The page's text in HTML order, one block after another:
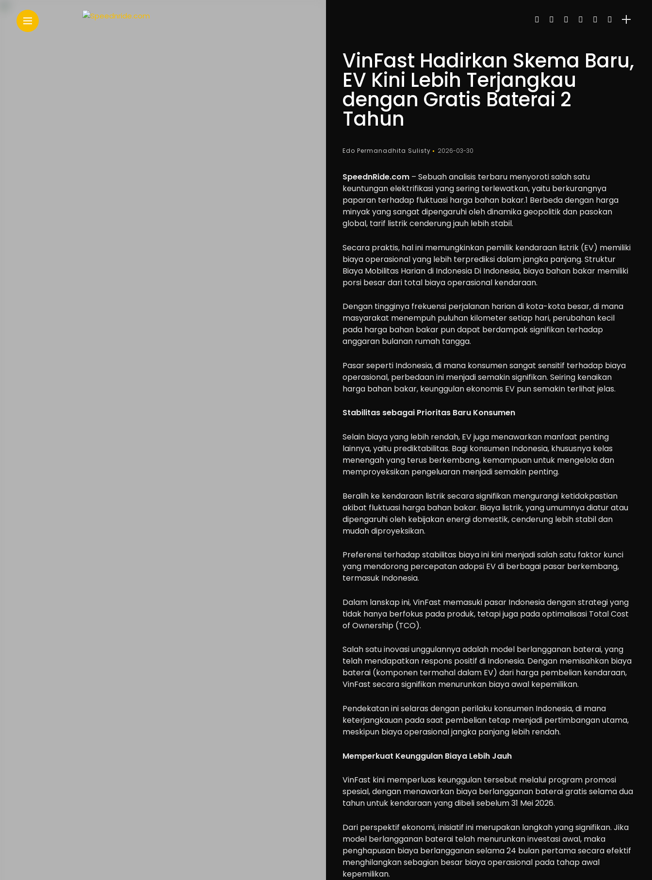
Cars
Motorcycle
Ride
n
Drive
Modification
VinFast Hadirkan Skema Baru,
EV Kini Lebih Terjangkau
dengan Gratis Baterai 2
Tahun
Edo Permanadhita Sulisty 2026-03-30
SpeednRide.com– Sebuah analisis terbaru menyoroti salah satu
keuntungan elektrifikasi yang sering terlewatkan, yaitu berkurangnya
paparan terhadap fluktuasi harga bahan bakar.1 Berbeda dengan harga
minyak yang sangat dipengaruhi oleh dinamika geopolitik dan pasokan
global, tarif listrik cenderung jauh lebih stabil.
Secara praktis, hal ini memungkinkan pemilik kendaraan listrik (EV) memiliki
biaya operasional yang lebih terprediksi dalam jangka panjang. Struktur
Biaya Mobilitas Harian di Indonesia Di Indonesia, biaya bahan bakar memiliki
porsi besar dari total biaya operasional kendaraan.
Dengan tingginya frekuensi perjalanan harian di kota-kota besar, di mana
masyarakat menempuh puluhan kilometer setiap hari, perubahan kecil
pada harga bahan bakar pun dapat berdampak signifikan terhadap
anggaran bulanan rumah tangga.
Pasar seperti Indonesia, di mana konsumen sangat sensitif terhadap biaya
operasional, perbedaan ini menjadi semakin signifikan. Seiring kenaikan
harga bahan bakar, keunggulan ekonomis EV pun semakin terlihat jelas.
Stabilitas sebagai Prioritas Baru Konsumen
Selain biaya yang lebih rendah, EV juga menawarkan manfaat penting
lainnya, yaitu prediktabilitas. Bagi konsumen Indonesia, khususnya kelas
menengah yang terus berkembang, kemampuan untuk mengelola dan
memproyeksikan pengeluaran menjadi semakin penting.
Beralih ke kendaraan listrik secara signifikan mengurangi ketidakpastian
akibat fluktuasi harga bahan bakar. Biaya listrik, yang umumnya diatur atau
dipengaruhi oleh kebijakan energi domestik, cenderung lebih stabil dan
mudah diproyeksikan.
Preferensi terhadap stabilitas biaya ini kini menjadi salah satu faktor kunci
yang mendorong percepatan adopsi EV di berbagai pasar berkembang,
termasuk Indonesia.
Dalam lanskap ini, VinFast memasuki pasar Indonesia dengan strategi yang
tidak hanya berfokus pada produk, tetapi juga pada optimalisasi Total Cost
of Ownership (TCO).
Salah satu inovasi unggulannya adalah model berlangganan baterai, yang
telah mendapatkan respons positif di Indonesia. Dengan memisahkan biaya
baterai (komponen termahal dalam EV) dari harga pembelian kendaraan,
VinFast secara signifikan menurunkan biaya awal kepemilikan.
Pendekatan ini selaras dengan perilaku konsumen Indonesia, di mana
keterjangkauan pada saat pembelian tetap menjadi pertimbangan utama,
meskipun biaya operasional jangka panjang lebih rendah.
Memperkuat Keunggulan Biaya Lebih Jauh
VinFast kini memperluas keunggulan tersebut melalui program promosi
spesial, dengan menawarkan biaya berlangganan baterai gratis selama dua
tahun untuk kendaraan yang dibeli sebelum 31 Mei 2026.
Dari perspektif ekonomi, inisiatif ini merupakan langkah yang signifikan. Jika
model berlangganan baterai telah menurunkan investasi awal, maka
penghapusan biaya berlangganan selama 24 bulan pertama secara efektif
menghilangkan sebagian besar biaya operasional pada tahap awal
kepemilikan.